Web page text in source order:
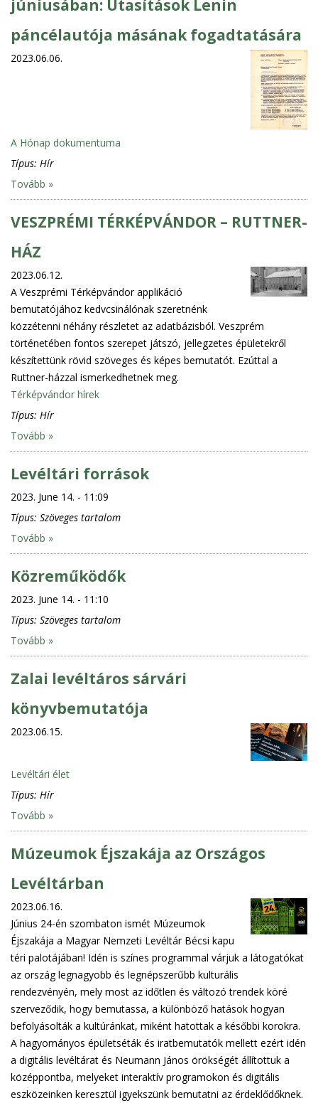
júniusában: Utasítások Lenin
páncélautója másának fogadtatására
2023.06.06.
A Hónap dokumentuma
Típus: Hír
Tovább »
VESZPRÉMI TÉRKÉPVÁNDOR – RUTTNER-
HÁZ
2023.06.12.
A Veszprémi Térképvándor applikáció
bemutatójához kedvcsinálónak szeretnénk
közzétenni néhány részletet az adatbázisból. Veszprém
történetében fontos szerepet játszó, jellegzetes épületekről
készítettünk rövid szöveges és képes bemutatót. Ezúttal a
Ruttner-házzal ismerkedhetnek meg.
Térképvándor hírek
Típus: Hír
Tovább »
Levéltári források
2023. June 14. - 11:09
Típus: Szöveges tartalom
Tovább »
Közreműködők
2023. June 14. - 11:10
Típus: Szöveges tartalom
Tovább »
Zalai levéltáros sárvári
könyvbemutatója
2023.06.15.
Levéltári élet
Típus: Hír
Tovább »
Múzeumok Éjszakája az Országos
Levéltárban
2023.06.16.
Június 24-én szombaton ismét Múzeumok
Éjszakája a Magyar Nemzeti Levéltár Bécsi kapu
téri palotájában! Idén is színes programmal várjuk a látogatókat
az ország legnagyobb és legnépszerűbb kulturális
rendezvényén, mely most az időtlen és változó trendek köré
szerveződik, hogy bemutassa, a különböző hatások hogyan
befolyásolták a kultúránkat, miként hatottak a későbbi korokra.
A hagyományos épületséták és iratbemutatók mellett ezért idén
a digitális levéltárat és Neumann János örökségét állítottuk a
középpontba, melyeket interaktív programokon és digitális
eszközeinken keresztül igyekszünk bemutatni az érdeklődőknek.